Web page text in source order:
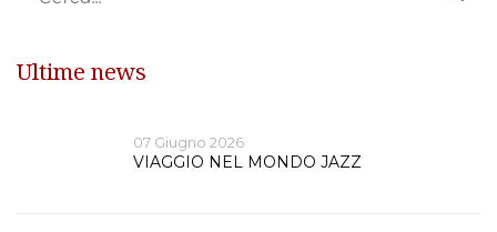
Ultime news
07 Giugno 2026
VIAGGIO NEL MONDO JAZZ